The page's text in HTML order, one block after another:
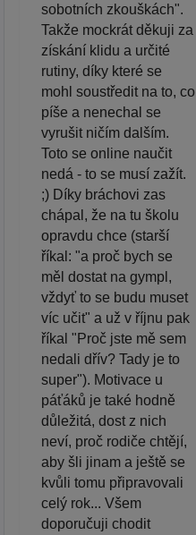
sobotních zkouškách".
Takže mockrát děkuji za
získání klidu a určité
rutiny, díky které se
mohl soustředit na to, co
píše a nenechal se
vyrušit ničím dalším.
Toto se online naučit
nedá - to se musí zažít.
;) Díky bráchovi zas
chápal, že na tu školu
opravdu chce (starší
říkal: "a proč bych se
měl dostat na gympl,
vždyť to se budu muset
víc učit" a už v říjnu pak
říkal "Proč jste mě sem
nedali dřív? Tady je to
super"). Motivace u
páťáků je také hodně
důležitá, dost z nich
neví, proč rodiče chtějí,
aby šli jinam a ještě se
kvůli tomu připravovali
celý rok... Všem
doporučuji chodit